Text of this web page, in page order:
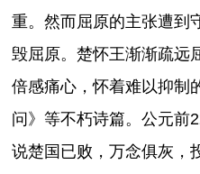
重。然而屈原的主张遭到
毁屈原。楚怀王渐渐疏远
倍感痛心，怀着难以抑制
问》等不朽诗篇。公元前
说楚国已败，万念俱灰，